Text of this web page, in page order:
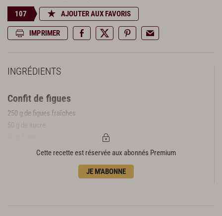
107 AJOUTER AUX FAVORIS
IMPRIMER
INGRÉDIENTS
Confit de figues
250 g de figues fraîches
50 g de sucre
6 g de pectine nhCette recette est réservée aux abonnés Premium
JE M'ABONNE